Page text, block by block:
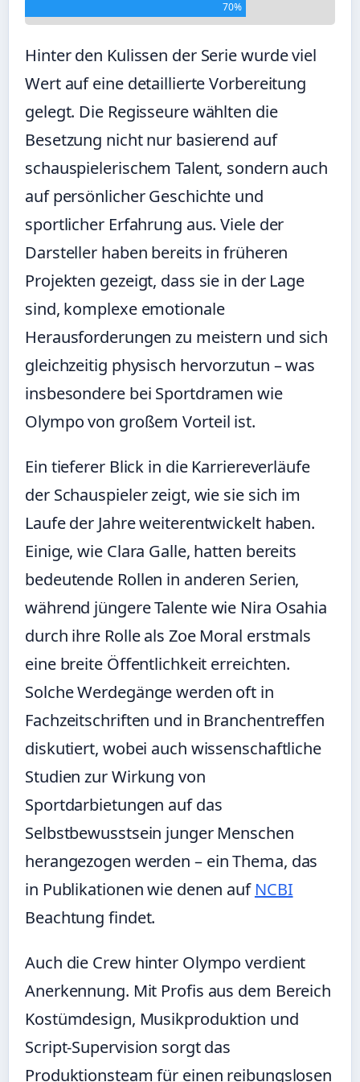
70%
Hinter den Kulissen der Serie wurde viel
Wert auf eine detaillierte Vorbereitung
gelegt. Die Regisseure wählten die
Besetzung nicht nur basierend auf
schauspielerischem Talent, sondern auch
auf persönlicher Geschichte und
sportlicher Erfahrung aus. Viele der
Darsteller haben bereits in früheren
Projekten gezeigt, dass sie in der Lage
sind, komplexe emotionale
Herausforderungen zu meistern und sich
gleichzeitig physisch hervorzutun – was
insbesondere bei Sportdramen wie
Olympo von großem Vorteil ist.
Ein tieferer Blick in die Karriereverläufe
der Schauspieler zeigt, wie sie sich im
Laufe der Jahre weiterentwickelt haben.
Einige, wie Clara Galle, hatten bereits
bedeutende Rollen in anderen Serien,
während jüngere Talente wie Nira Osahia
durch ihre Rolle als Zoe Moral erstmals
eine breite Öffentlichkeit erreichten.
Solche Werdegänge werden oft in
Fachzeitschriften und in Branchentreffen
diskutiert, wobei auch wissenschaftliche
Studien zur Wirkung von
Sportdarbietungen auf das
Selbstbewusstsein junger Menschen
herangezogen werden – ein Thema, das
in Publikationen wie denen auf NCBI
Beachtung findet.
Auch die Crew hinter Olympo verdient
Anerkennung. Mit Profis aus dem Bereich
Kostümdesign, Musikproduktion und
Script-Supervision sorgt das
Produktionsteam für einen reibungslosen